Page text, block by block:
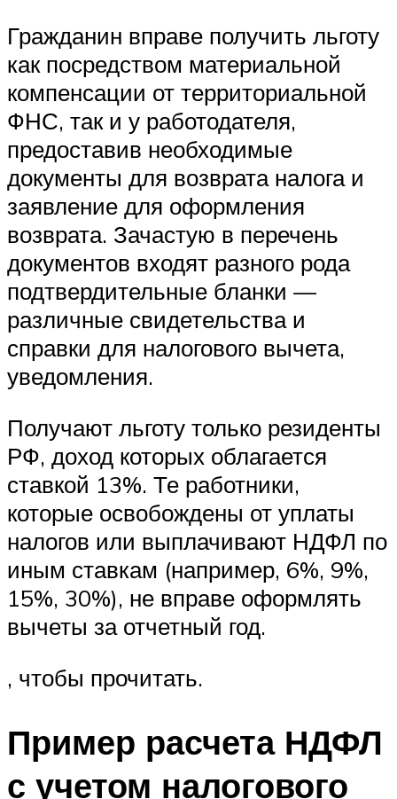
Гражданин вправе получить льготу
как посредством материальной
компенсации от территориальной
ФНС, так и у работодателя,
предоставив необходимые
документы для возврата налога и
заявление для оформления
возврата. Зачастую в перечень
документов входят разного рода
подтвердительные бланки —
различные свидетельства и
справки для налогового вычета,
уведомления.
Получают льготу только резиденты
РФ, доход которых облагается
ставкой 13%. Те работники,
которые освобождены от уплаты
налогов или выплачивают НДФЛ по
иным ставкам (например, 6%, 9%,
15%, 30%), не вправе оформлять
вычеты за отчетный год.
, чтобы прочитать.
Пример расчета НДФЛ
с учетом налогового